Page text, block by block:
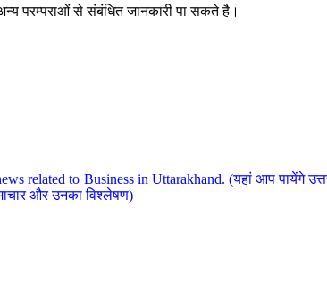
परम्पराओं से संबंधित जानकारी पा सकते है।
related to Business in Uttarakhand. (यहां आप पायेंगे
और उनका विश्लेषण)